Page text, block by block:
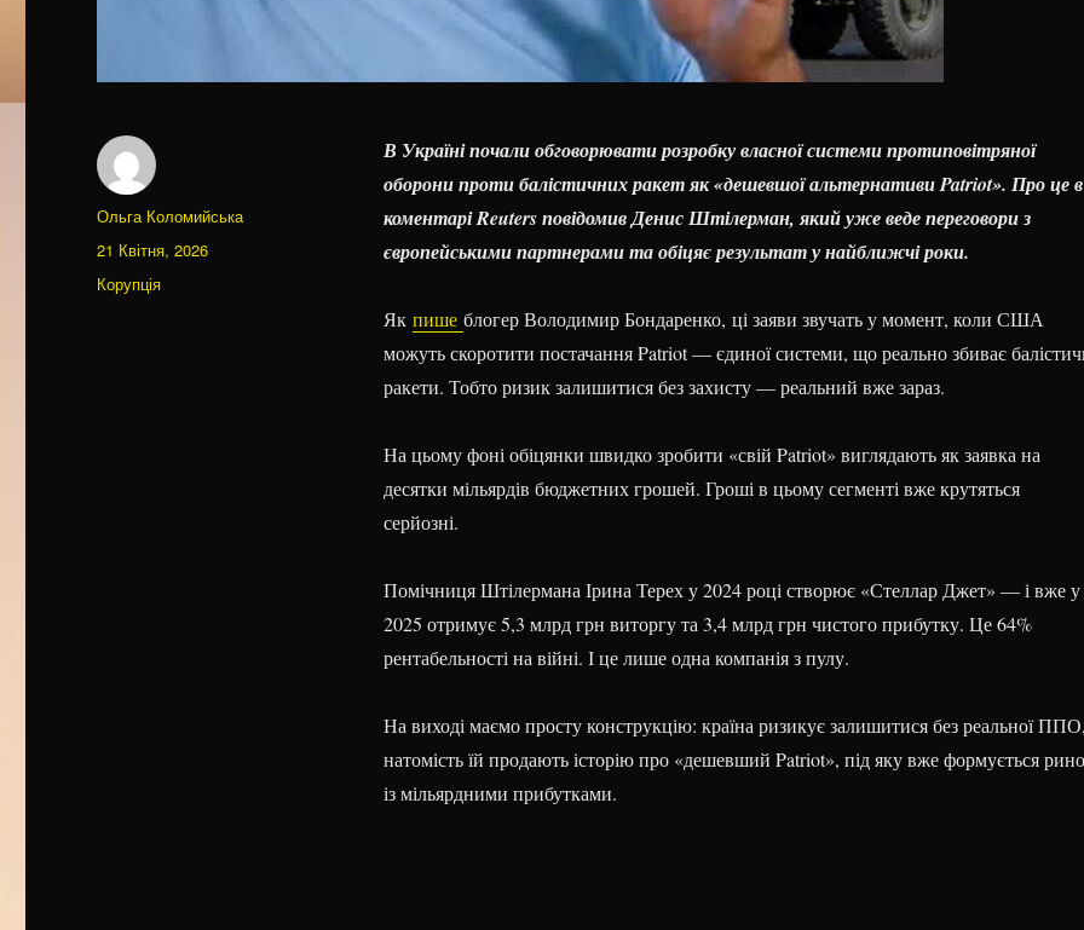
В Україні почали обговорювати розробку власної системи протиповітряної
оборони проти балістичних ракет як «дешевшої альтернативи Patriot». Про це в
коментарі Reuters повідомив Денис Штілерман, який уже веде переговори з
європейськими партнерами та обіцяє результат у найближчі роки.
Як пише блогер Володимир Бондаренко, ці заяви звучать у момент, коли США
можуть скоротити постачання Patriot — єдиної системи, що реально збиває
ракети. Тобто ризик залишитися без захисту — реальний вже зараз.
На цьому фоні обіцянки швидко зробити «свій Patriot» виглядають як заявка на
десятки мільярдів бюджетних грошей. Гроші в цьому сегменті вже крутяться
серйозні.
Помічниця Штілермана Ірина Терех у 2024 році створює «Стеллар Джет» — і вже у
2025 отримує 5,3 млрд грн виторгу та 3,4 млрд грн чистого прибутку. Це 64%
рентабельності на війні. І це лише одна компанія з пулу.
На виході маємо просту конструкцію: країна ризикує залишитися без реальної
натомість їй продають історію про «дешевший Patriot», під яку вже формується
із мільярдними прибутками.
Автор
Ольга Коломийська
Оприлюднено
21 Квітня, 2026
Категорії
Корупція